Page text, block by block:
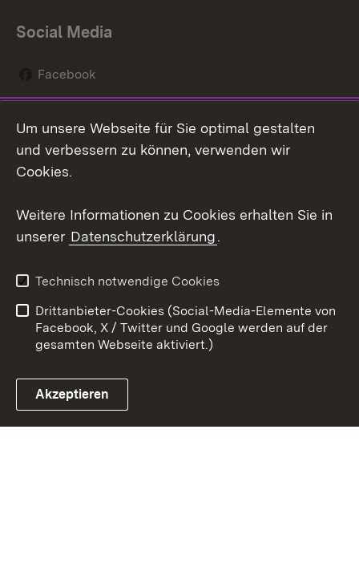
Social Media
Facebook
Social Wall
Youtube
Link zum Landesportal
Kontakt
Datenschutz
Barrierefreiheit
Impressum Cookies
Um unsere Webseite für Sie optimal gestalten
und verbessern zu können, verwenden wir
Cookies.
Weitere Informationen zu Cookies erhalten Sie in
unserer Datenschutzerklärung.
Technisch notwendige Cookies
Drittanbieter-Cookies (Social-Media-Elemente von
Facebook, X / Twitter und Google werden auf der
gesamten Webseite aktiviert.)
Akzeptieren